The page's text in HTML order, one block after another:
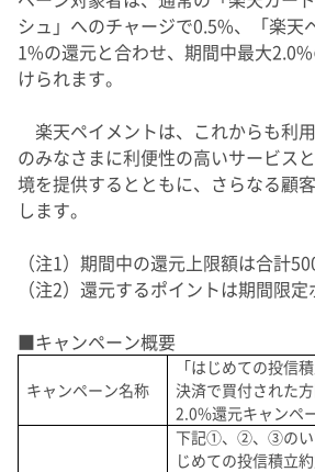
シュ」へのチャージで0.5%、「楽天
1%の還元と合わせ、期間中最大
けられます。
楽天ペイメントは、これからも利
のみなさまに利便性の高いサービス
境を提供するとともに、さらなる顧
します。
（注1）期間中の還元上限額は合計
（注2）還元するポイントは期間限定
■キャンペーン概要
キャンペーン名称
「はじめての投信
決済で買付された
2.0%還元キャンペ
下記①、②、③のい
じめての投信積立